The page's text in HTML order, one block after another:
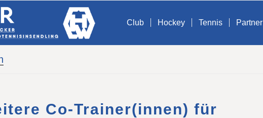
Club Hockey Tennis Partner
Co-Trainer(innen) für